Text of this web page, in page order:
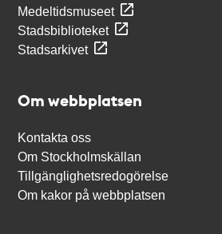
Medeltidsmuseet
Stadsbiblioteket
Stadsarkivet
Om webbplatsen
Kontakta oss
Om Stockholmskällan
Tillgänglighetsredogörelse
Om kakor på webbplatsen